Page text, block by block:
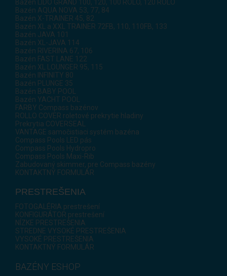
Bazén LIDO GRAND 100, 120, 100 ROLO, 120 ROLO
Bazén AQUA NOVA 53, 77, 84
Bazén X-TRAINER 45, 82
Bazén XL a XXL TRAINER 72FB, 110, 110FB, 133
Bazén JAVA 101
Bazén XL-JAVA 114
Bazén RIVERINA 67, 106
Bazén FAST LANE 122
Bazén XL LOUNGER 95, 115
Bazén INFINITY 80
Bazén PLUNGE 35
Bazén BABY POOL
Bazén YACHT POOL
FARBY Compass bazénov
ROLLO COVER roletové prekrytie hladiny
Prekrytia COVERSEAL
VANTAGE samočistiaci systém bazéna
Compass Pools LED pás
Compass Pools Hydropro
Compass Pools Maxi-Rib
Zabudovaný skimmer, pre Compass bazény
KONTAKTNÝ FORMULÁR
PRESTREŠENIA
FOTOGALÉRIA prestrešení
KONFIGURÁTOR prestrešení
NÍZKE PRESTREŠENIA
STREDNE VYSOKÉ PRESTREŠENIA
VYSOKÉ PRESTREŠENIA
KONTAKTNÝ FORMULÁR
BAZÉNY ESHOP